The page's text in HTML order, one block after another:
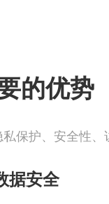
的优势
保护、安全性
据安全